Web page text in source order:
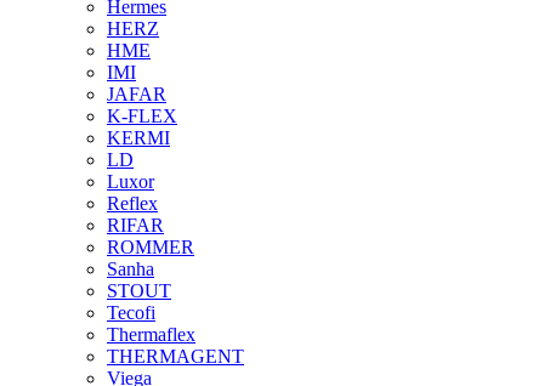
Hermes
HERZ
HME
IMI
JAFAR
K-FLEX
KERMI
LD
Luxor
Reflex
RIFAR
ROMMER
Sanha
STOUT
Tecofi
Thermaflex
THERMAGENT
Viega